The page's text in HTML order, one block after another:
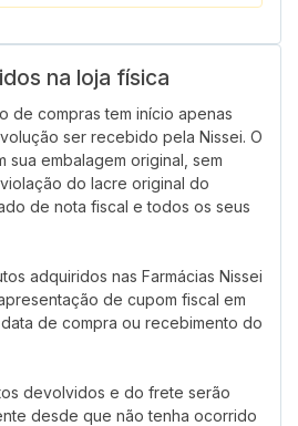
na loja física
de compras tem início apenas
ser recebido pela Nissei. O
embalagem original, sem
do lacre original do
de nota fiscal e todos os seus
adquiridos nas Farmácias Nissei
de cupom fiscal em
de compra ou recebimento do
devolvidos e do frete serão
desde que não tenha ocorrido